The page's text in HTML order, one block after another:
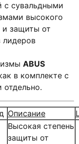
с сувальдными
высокого
и защиты от
лидеров
ABUS
в комплекте с
отдельно.
Описание
Высокая степень
защиты от